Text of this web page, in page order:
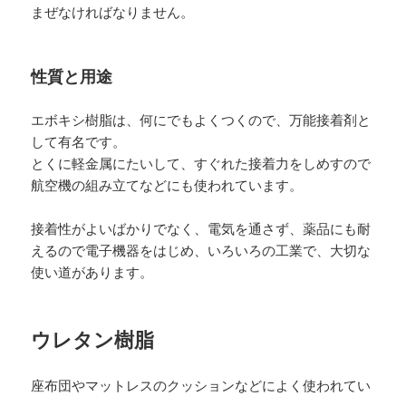
まぜなければなりません。
性質と用途
エボキシ樹脂は、何にでもよくつくので、万能接着剤と
して有名です。
とくに軽金属にたいして、すぐれた接着力をしめすので
航空機の組み立てなどにも使われています。
接着性がよいばかりでなく、電気を通さず、薬品にも耐
えるので電子機器をはじめ、いろいろの工業で、大切な
使い道があります。
ウレタン樹脂
座布団やマットレスのクッションなどによく使われてい